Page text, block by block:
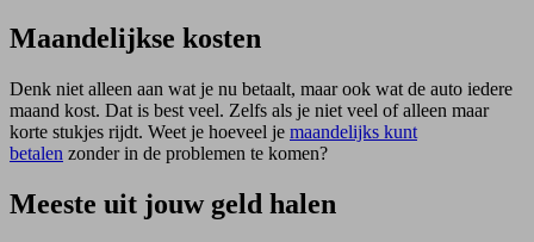
Maandelijkse kosten
Denk niet alleen aan wat je nu betaalt, maar ook wat de auto iedere
maand kost. Dat is best veel. Zelfs als je niet veel of alleen maar
korte stukjes rijdt. Weet je hoeveel je maandelijks kunt
betalen zonder in de problemen te komen?
Meeste uit jouw geld halen